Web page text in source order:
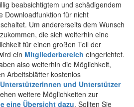
beabsichtigtem und schädigendem
Downloadfunktion für nicht
Um andererseits dem Wunsch
die sich weiterhin eine
für einen großen Teil der
ein Mitgliederbereich eingerichtet.
also weiterhin die Möglichkeit,
Arbeitsblätter kostenlos
Unterstützerinnen und Unterstützer
weitere Möglichkeiten zur
eine Übersicht dazu. Sollten Sie